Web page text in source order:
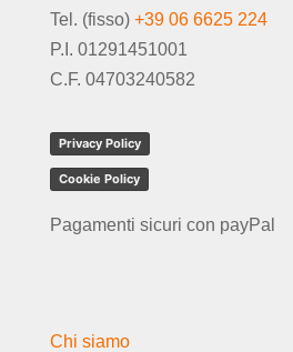
Tel. (fisso) +39 06 6625 224
P.I. 01291451001
C.F. 04703240582
Privacy Policy
Cookie Policy
Pagamenti sicuri con payPal
Chi siamo